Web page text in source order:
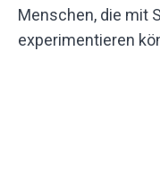
Menschen, die mit
experimentieren